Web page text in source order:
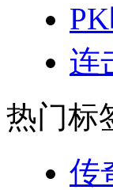
连
热门标
传